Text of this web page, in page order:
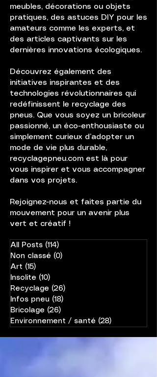
meubles, décorations ou objets
pratiques, des astuces DIY pour les
amateurs comme les experts, et
des articles captivants sur les
dernières innovations écologiques.
Découvrez également des
initiatives inspirantes et des
technologies révolutionnaires qui
redéfinissent le recyclage des
pneus. Que vous soyez un bricoleur
passionné, un éco-enthousiaste ou
simplement curieux d’adopter un
mode de vie plus durable,
recyclagepneu.com est là pour
vous inspirer et vous accompagner
dans vos projets.
Rejoignez-nous et faites partie du
mouvement pour un avenir plus
vert et créatif !
All Posts (114)
Non classé (0)
Art (15)
Insolite (10)
Recyclage (26)
Infos pneu (18)
Bricolage (26)
Environnement / santé (28)